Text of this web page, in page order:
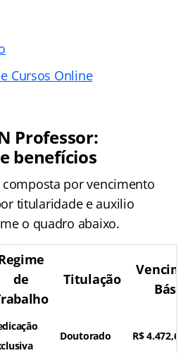
Cursos Online
Professor:
benefícios
por vencimento
titularidade e auxilio
o quadro abaixo.
de
Titulação
Doutorado R$ 4.472,64